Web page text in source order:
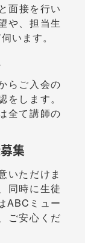
面接を行い
や、担当生
います。
らご入会の
します。
全て講師の
集
いただけま
同時に生徒
ABCミュー
ご安心くだ